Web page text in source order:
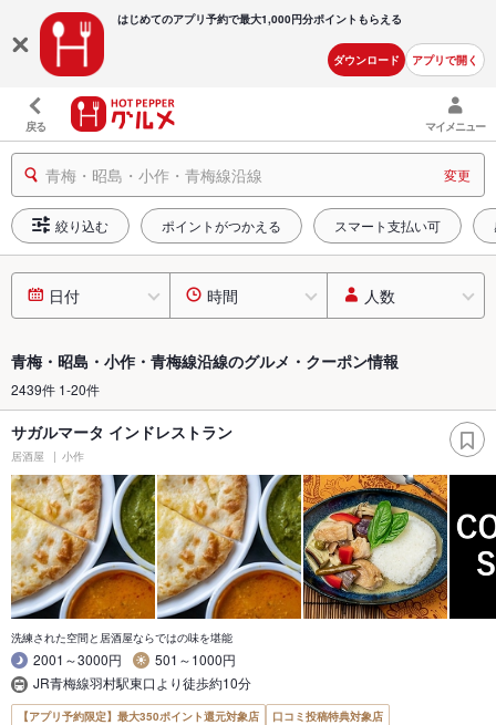
はじめてのアプリ予約で最大1,000円分ポイントもらえる
ダウンロード アプリで開く
戻る マイメニュー
青梅・昭島・小作・青梅線沿線 変更
絞り込む ポイントがつかえる スマート支払い可
日付 時間 人数
青梅・昭島・小作・青梅線沿線のグルメ・クーポン情報
2439件 1-20件
サガルマータ インドレストラン
居酒屋 小作
洗練された空間と居酒屋ならではの味を堪能
2001～3000円
501～1000円
JR青梅線羽村駅東口より徒歩約10分
【アプリ予約限定】最大350ポイント還元対象店 口コミ投稿特典対象店